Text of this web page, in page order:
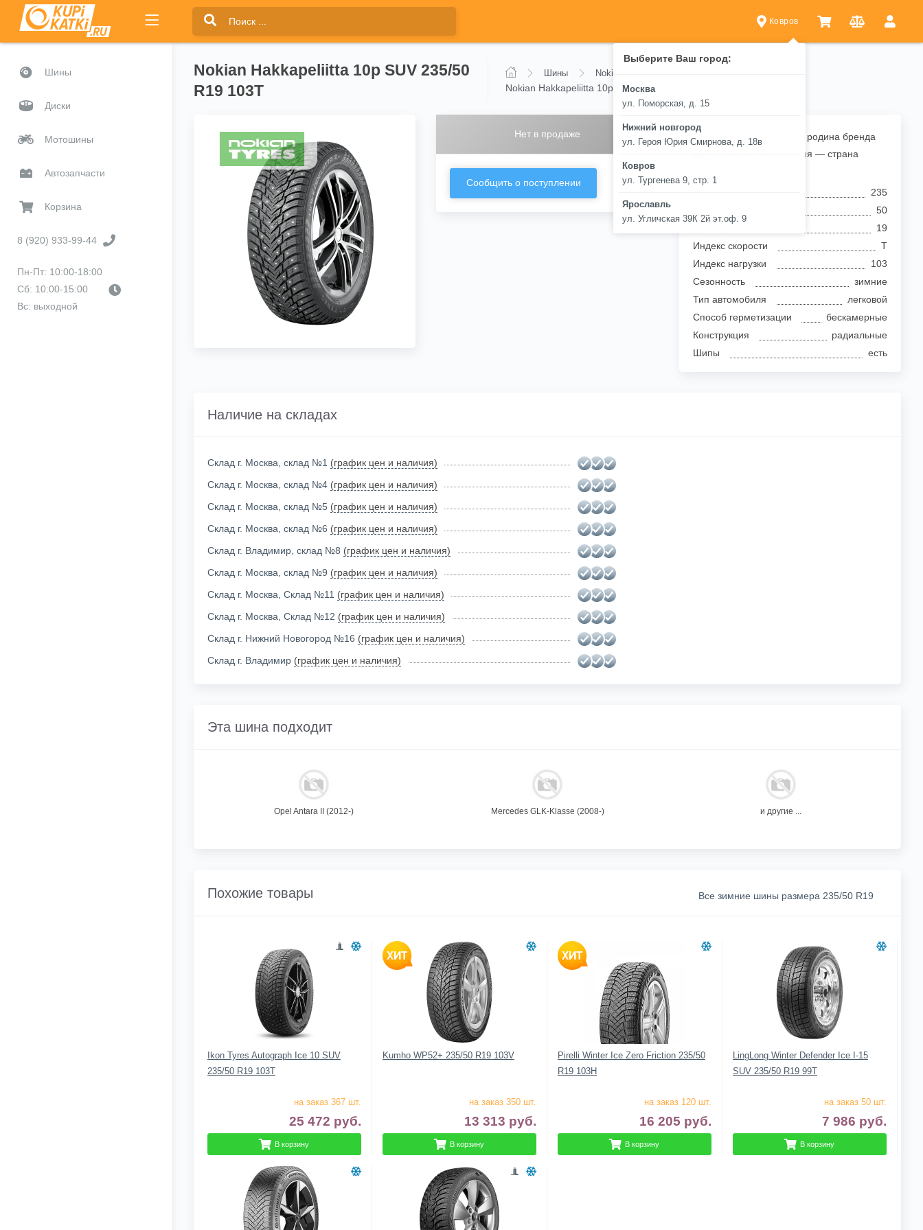
Ковров
Выберите Ваш город:
Москва
ул. Поморская, д. 15
Нижний новгород
ул. Героя Юрия Смирнова, д. 18в
Ковров
ул. Тургенева 9, стр. 1
Ярославль
ул. Угличская 39К 2й эт.оф. 9
Шины
Диски
Мотошины
Автозапчасти
Корзина
8 (920) 933-99-44
Пн-Пт: 10:00-18:00
Сб: 10:00-15:00
Вс: выходной
Nokian Hakkapeliitta 10p SUV 235/50
R19 103T
Шины Nokian
Nokian Hakkapeliitta 10p SUV 235/50 R19 103T
Нет в продаже
Сообщить о поступлении
Финляндия — страна родина бренда
Российская Федерация — страна
235
50
19
Индекс скорости
T
Индекс нагрузки
103
Сезонность
зимние
Тип автомобиля
легковой
Способ герметизации
бескамерные
Конструкция
радиальные
Шипы
есть
Наличие на складах
Склад г. Москва, склад №1 (график цен и наличия)
Склад г. Москва, склад №4 (график цен и наличия)
Склад г. Москва, склад №5 (график цен и наличия)
Склад г. Москва, склад №6 (график цен и наличия)
Склад г. Владимир, склад №8 (график цен и наличия)
Склад г. Москва, склад №9 (график цен и наличия)
Склад г. Москва, Склад №11 (график цен и наличия)
Склад г. Москва, Склад №12 (график цен и наличия)
Склад г. Нижний Новогород №16 (график цен и наличия)
Склад г. Владимир (график цен и наличия)
Эта шина подходит
Opel Antara II (2012-) Mercedes GLK-Klasse (2008-) и другие ...
Похожие товары Все зимние шины размера 235/50 R19
Ikon Tyres Autograph Ice 10 SUV
235/50 R19 103T
на заказ 367 шт.
25 472 руб.
В корзину
Kumho WP52+ 235/50 R19 103V
на заказ 350 шт.
13 313 руб.
В корзину
Pirelli Winter Ice Zero Friction 235/50
R19 103H
на заказ 120 шт.
16 205 руб.
В корзину
LingLong Winter Defender Ice I-15
SUV 235/50 R19 99T
на заказ 50 шт.
7 986 руб.
В корзину